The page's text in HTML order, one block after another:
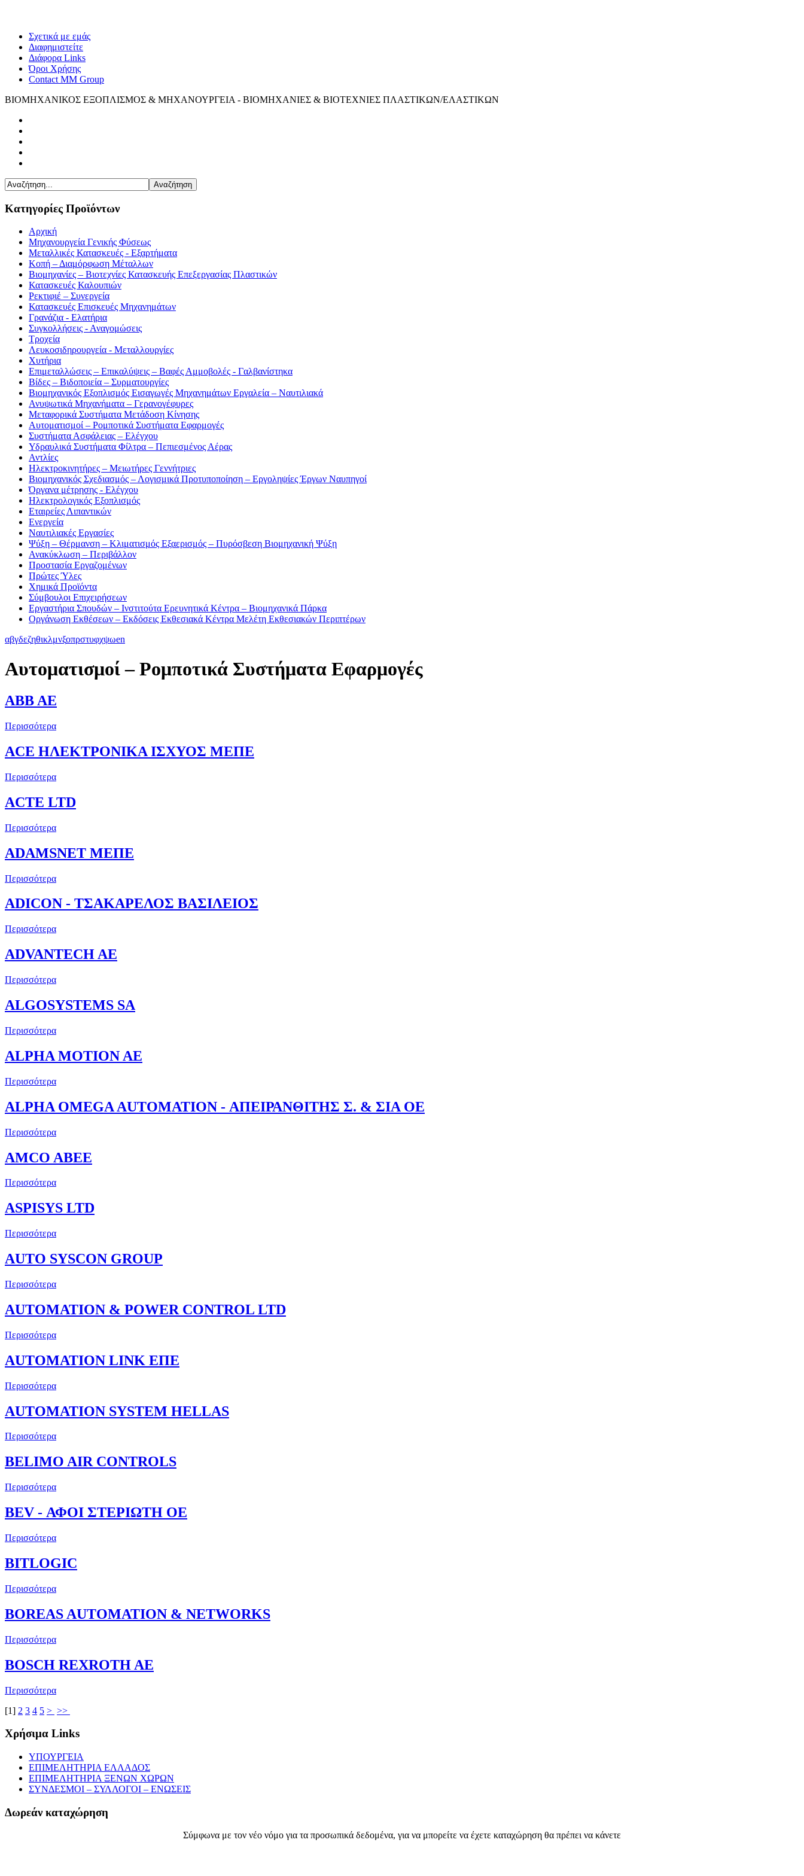
Σχετικά με εμάς
Διαφημιστείτε
Διάφορα Links
Όροι Χρήσης
Contact MM Group
ΒΙΟΜΗΧΑΝΙΚΟΣ ΕΞΟΠΛΙΣΜΟΣ & ΜΗΧΑΝΟΥΡΓΕΙΑ - ΒΙΟΜΗΧΑΝΙΕΣ & ΒΙΟΤΕΧΝΙΕΣ ΠΛΑΣΤΙΚΩΝ/ΕΛΑΣΤΙΚΩΝ
Κατηγορίες Προϊόντων
Αρχική
Μηχανουργεία Γενικής Φύσεως
Μεταλλικές Κατασκευές - Εξαρτήματα
Κοπή – Διαμόρφωση Μέταλλων
Βιομηχανίες – Βιοτεχνίες Κατασκευής Επεξεργασίας Πλαστικών
Κατασκευές Καλουπιών
Ρεκτιφιέ – Συνεργεία
Κατασκευές Επισκευές Μηχανημάτων
Γρανάζια - Ελατήρια
Συγκολλήσεις - Αναγομώσεις
Τροχεία
Λευκοσιδηρουργεία - Μεταλλουργίες
Χυτήρια
Επιμεταλλώσεις – Επικαλύψεις – Βαφές Αμμοβολές - Γαλβανίστηκα
Βίδες – Βιδοποιεία – Συρματουργίες
Βιομηχανικός Εξοπλισμός Εισαγωγές Μηχανημάτων Εργαλεία – Ναυτιλιακά
Ανυψωτικά Μηχανήματα – Γερανογέφυρες
Μεταφορικά Συστήματα Μετάδοση Κίνησης
Αυτοματισμοί – Ρομποτικά Συστήματα Εφαρμογές
Συστήματα Ασφάλειας – Ελέγχου
Υδραυλικά Συστήματα Φίλτρα – Πεπιεσμένος Αέρας
Αντλίες
Ηλεκτροκινητήρες – Μειωτήρες Γεννήτριες
Βιομηχανικός Σχεδιασμός – Λογισμικά Προτυποποίηση – Εργοληψίες Έργων Ναυπηγοί
Όργανα μέτρησης - Ελέγχου
Ηλεκτρολογικός Εξοπλισμός
Εταιρείες Λιπαντικών
Ενεργεία
Ναυτιλιακές Εργασίες
Ψύξη – Θέρμανση – Κλιματισμός Εξαερισμός – Πυρόσβεση Βιομηχανική Ψύξη
Ανακύκλωση – Περιβάλλον
Προστασία Εργαζομένων
Πρώτες Ύλες
Χημικά Προϊόντα
Σύμβουλοι Επιχειρήσεων
Εργαστήρια Σπουδών – Ινστιτούτα Ερευνητικά Κέντρα – Βιομηχανικά Πάρκα
Οργάνωση Εκθέσεων – Εκδόσεις Εκθεσιακά Κέντρα Μελέτη Εκθεσιακών Περιπτέρων
αβγδεζηθικλμνξοπρστυφχψωen
Αυτοματισμοί – Ρομποτικά Συστήματα Εφαρμογές
ABB AE
Περισσότερα
ACE ΗΛΕΚΤΡΟΝΙΚΑ ΙΣΧΥΟΣ ΜΕΠΕ
Περισσότερα
ACTE LTD
Περισσότερα
ADAMSNET ΜΕΠΕ
Περισσότερα
ADICON - ΤΣΑΚΑΡΕΛΟΣ ΒΑΣΙΛΕΙΟΣ
Περισσότερα
ADVANTECH AE
Περισσότερα
ALGOSYSTEMS SA
Περισσότερα
ALPHA MOTION AE
Περισσότερα
ALPHA OMEGA AUTOMATION - ΑΠΕΙΡΑΝΘΙΤΗΣ Σ. & ΣΙΑ ΟΕ
Περισσότερα
AMCO ABEE
Περισσότερα
ASPISYS LTD
Περισσότερα
AUTO SYSCON GROUP
Περισσότερα
AUTOMATION & POWER CONTROL LTD
Περισσότερα
AUTOMATION LINK ΕΠΕ
Περισσότερα
AUTOMATION SYSTEM HELLAS
Περισσότερα
BELIMO AIR CONTROLS
Περισσότερα
BEV - ΑΦΟΙ ΣΤΕΡΙΩΤΗ ΟΕ
Περισσότερα
BITLOGIC
Περισσότερα
BOREAS AUTOMATION & NETWORKS
Περισσότερα
BOSCH REXROTH AE
Περισσότερα
[1] 2 3 4 5 > >>
Χρήσιμα Links
ΥΠΟΥΡΓΕΙΑ
ΕΠΙΜΕΛΗΤΗΡΙΑ ΕΛΛΑΔΟΣ
ΕΠΙΜΕΛΗΤΗΡΙΑ ΞΕΝΩΝ ΧΩΡΩΝ
ΣΥΝΔΕΣΜΟΙ – ΣΥΛΛΟΓΟΙ – ΕΝΩΣΕΙΣ
Δωρεάν καταχώρηση
Σύμφωνα με τον νέο νόμο για τα προσωπικά δεδομένα, για να μπορείτε να έχετε καταχώρηση θα πρέπει να κάνετε